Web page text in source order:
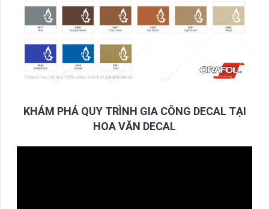
KHÁM PHÁ QUY TRÌNH GIA CÔNG DECAL TẠI
HOA VĂN DECAL